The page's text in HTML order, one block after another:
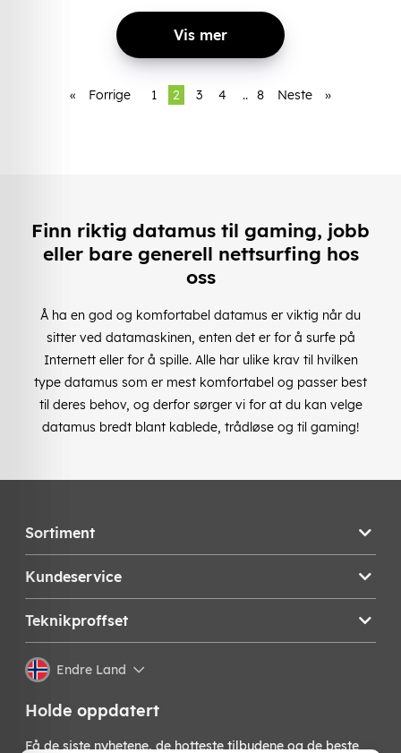
Vis mer
« Forrige 1 2 3 4 .. 8 Neste »
Finn riktig datamus til gaming, jobb
eller bare generell nettsurfing hos
oss
Å ha en god og komfortabel datamus er viktig når du
sitter ved datamaskinen, enten det er for å surfe på
Internett eller for å spille. Alle har ulike krav til hvilken
type datamus som er mest komfortabel og passer best
til deres behov, og derfor sørger vi for at du kan velge
datamus bredt blant kablede, trådløse og til gaming!
Sortiment
Kundeservice
Teknikproffset
Endre Land
Holde oppdatert
Få de siste nyhetene, de hotteste tilbudene og de beste